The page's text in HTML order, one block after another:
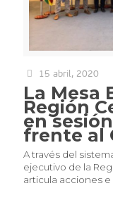
15 abril, 2020
La Mesa
Región
en
frente al
A través del
ejecutivo de la
articula acciones